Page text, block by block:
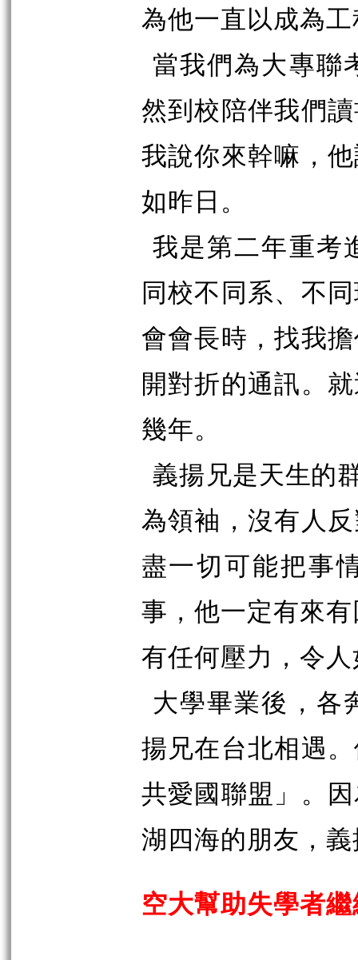
為他一直以成為
當我們為大專聯
然到校陪伴我們
我說你來幹嘛，
如昨日。
我是第二年重考
同校不同系、不
會會長時，找我
開對折的通訊。
幾年。
義揚兄是天生的
為領袖，沒有人
盡一切可能把事
事，他一定有來
有任何壓力，令
大學畢業後，各
揚兄在台北相遇
共愛國聯盟」。
湖四海的朋友，
空大幫助失學者